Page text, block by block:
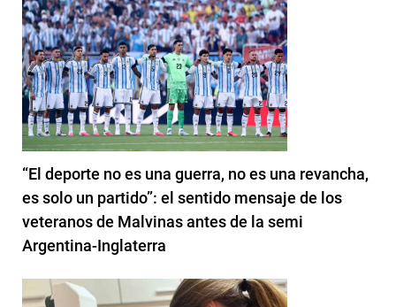
“El deporte no es una guerra, no es una revancha,
es solo un partido”: el sentido mensaje de los
veteranos de Malvinas antes de la semi
Argentina-Inglaterra